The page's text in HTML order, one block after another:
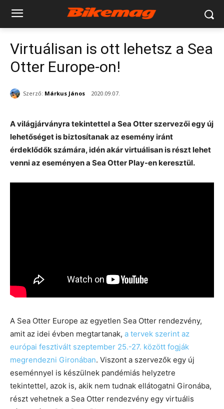
Virtuálisan is ott lehetsz a Sea
Otter Europe-on!
Szerző: Márkus János 2020.09.07.
A világjárványra tekintettel a Sea Otter szervezői egy új
lehetőséget is biztosítanak az esemény iránt
érdeklődők számára, idén akár virtuálisan is részt lehet
venni az eseményen a Sea Otter Play-en keresztül.
A Sea Otter Europe az egyetlen Sea Otter rendezvény,
amit az idei évben megtartanak, a tervek szerint az
európai fesztivált szeptember 25.-27. között fogják
megrendezni Gironában. Viszont a szervezők egy új
eseménnyel is készülnek pandémiás helyzetre
tekintettel, azok is, akik nem tudnak ellátogatni Gironába,
részt vehetnek a Sea Otter rendezvény egy virtuális